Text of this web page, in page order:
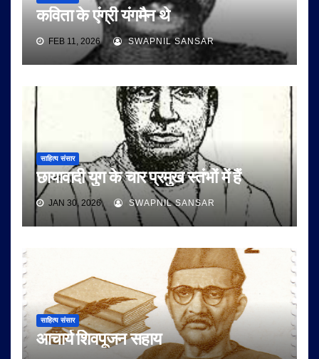
कविता के एंग्री यंगमैन थे
FEB 11, 2026 SWAPNIL SANSAR
साहित्य संसार
छायावादी युग के चार प्रमुख स्तंभों में हैं
JAN 30, 2026 SWAPNIL SANSAR
साहित्य संसार
आचार्य शिवपूजन सहाय